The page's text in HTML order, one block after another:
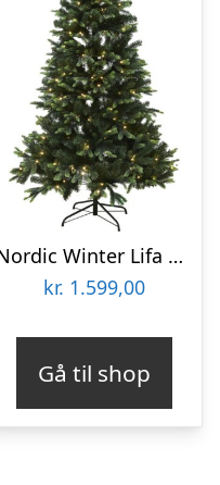
Nordic Winter Lifa kunstigt juletræ med lys, 180 x 122 cm
kr. 1.599,00
Gå til shop